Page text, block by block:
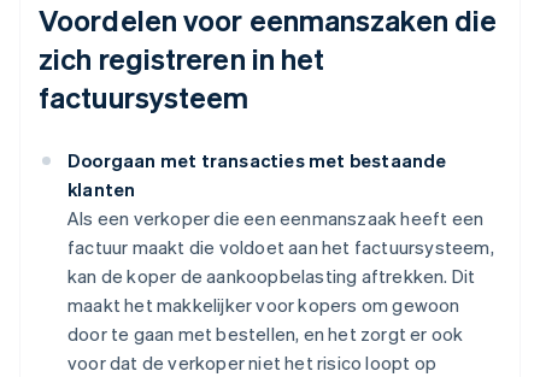
Voordelen voor eenmanszaken die
zich registreren in het
factuursysteem
Doorgaan met transacties met bestaande
klanten
Als een verkoper die een eenmanszaak heeft een
factuur maakt die voldoet aan het factuursysteem,
kan de koper de aankoopbelasting aftrekken. Dit
maakt het makkelijker voor kopers om gewoon
door te gaan met bestellen, en het zorgt er ook
voor dat de verkoper niet het risico loopt op